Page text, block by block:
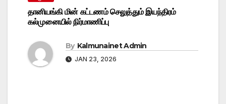
தானியங்கி மின் கட்டணம் செலுத்தும் இயந்திரம்
கல்முனையில் நிர்மாணிப்பு
By Kalmunainet Admin
JAN 23, 2026